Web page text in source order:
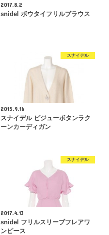
2017.8.2
snidel ボウタイフリルブラウス
スナイデル
2015.9.16
スナイデル ビジューボタンラク
ーンカーディガン
スナイデル
2017.4.13
snidel フリルスリーブフレアワ
ンピース